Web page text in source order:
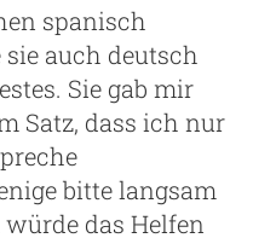
spanisch
auch deutsch
Sie gab mir
Satz, dass ich nur
bitte langsam
das Helfen